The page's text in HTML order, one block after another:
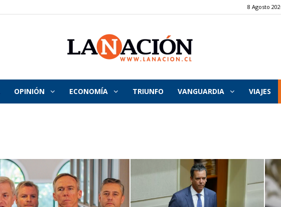
8 Agosto
La
Nación
OPINIÓN ECONOMÍA TRIUNFO VANGUARDIA VIAJES